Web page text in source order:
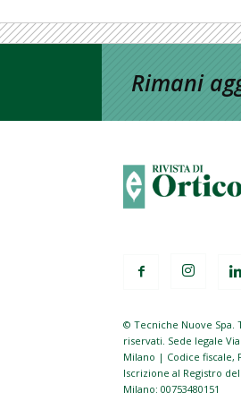
Rimani
© Tecniche Nuove Spa.
riservati. Sede legale
Milano | Codice fiscale,
Iscrizione al Registro
Milano: 00753480151